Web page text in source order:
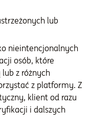
lub
nieintencjonalnych
osób, które
lub z różnych
z platformy. Z
klient od razu
i dalszych